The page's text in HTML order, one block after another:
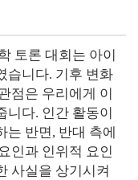
토론 대회는 아이
습니다. 기후 변화
점은 우리에게 이
니다. 인간 활동이
는 반면, 반대 측에
인과 인위적 요인
사실을 상기시켜